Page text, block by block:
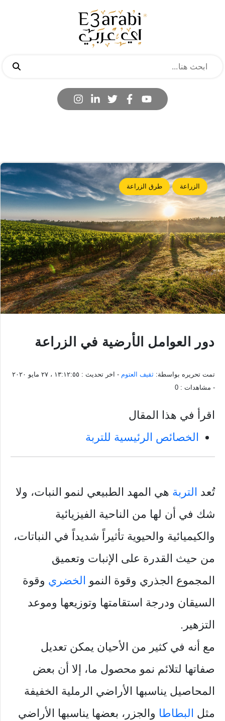
الزراعة طرق الزراعة
دور العوامل الأرضية في الزراعة
تمت تحريره بواسطة: ثقيف العتوم - اخر تحديث : ١٣:١٢:٥٥ ، ٢٧ مايو ٢٠٢٠
- مشاهدات : 0
اقرأ في هذا المقال
الخصائص الرئيسية للتربة
تُعد التربة هي المهد الطبيعي لنمو النبات، ولا
شك في أن لها من الناحية الفيزيائية
والكيميائية والحيوية تأثيراً شديداً في النباتات،
من حيث القدرة على الإنبات وتعميق
المجموع الجذري وقوة النمو الخضري وقوة
السيقان ودرجة استقامتها وتوزيعها وموعد
التزهير.
مع أنه في كثير من الأحيان يمكن تعديل
صفاتها لتلائم نمو محصول ما، إلا أن بعض
المحاصيل يناسبها الأراضي الرملية الخفيفة
مثل البطاطا والجزر، بعضها يناسبها الأراضي